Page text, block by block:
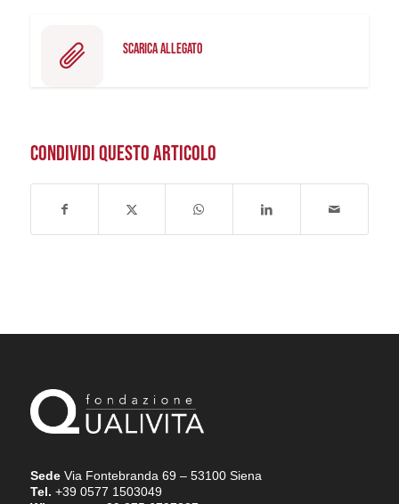
SCARICA ALLEGATO
CONDIVIDI QUESTO ARTICOLO
SedeVia Fontebranda 69 – 53100 Siena
Tel. +39 0577 1503049